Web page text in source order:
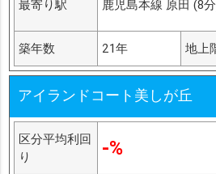
最寄り駅 鹿児島本線 原田 (8
築年数 21年 地上
アイランドコート美しが丘
区分平均利回
り
-%